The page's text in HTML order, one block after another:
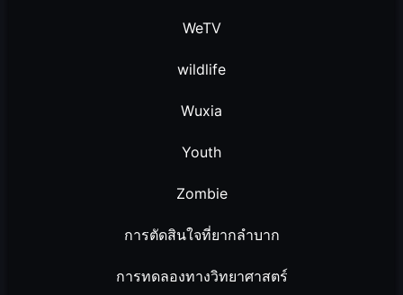
WeTV
wildlife
Wuxia
Youth
Zombie
การตัดสินใจที่ยากลำบาก
การทดลองทางวิทยาศาสตร์